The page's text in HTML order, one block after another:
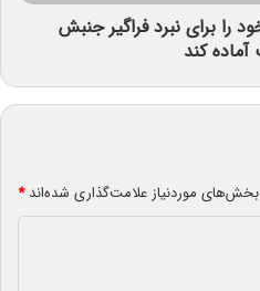
را برای نبرد فراگیر جنبش
کند
بخش‌های موردنیاز علامت‌گذاری شده‌اند*